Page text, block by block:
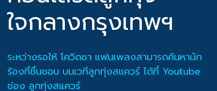
ใจกลางกรุงเทพฯ
ระหว่างรอให้ โควิดซา แฟนเพลงสามารถค้นหานัก
ร้องที่ชื่นชอบ บนเวทีลูกทุ่งสแควร์ ได้ที่ Youtube
ช่อง ลูกทุ่งสแควร์